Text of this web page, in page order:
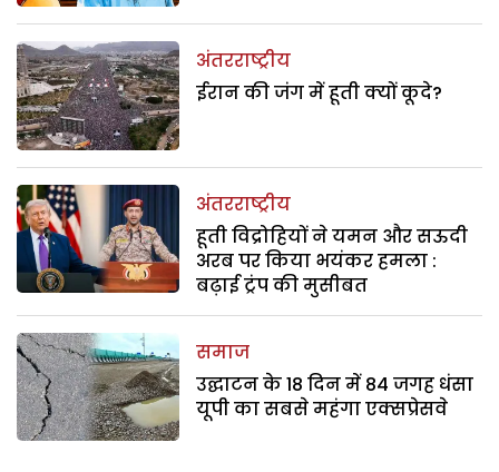
अंतरराष्ट्रीय
ईरान की जंग में हूती क्यों कूदे?
अंतरराष्ट्रीय
हूती विद्रोहियों ने यमन और सऊदी
अरब पर किया भयंकर हमला :
बढ़ाई ट्रंप की मुसीबत
समाज
उद्घाटन के 18 दिन में 84 जगह धंसा
यूपी का सबसे महंगा एक्सप्रेसवे